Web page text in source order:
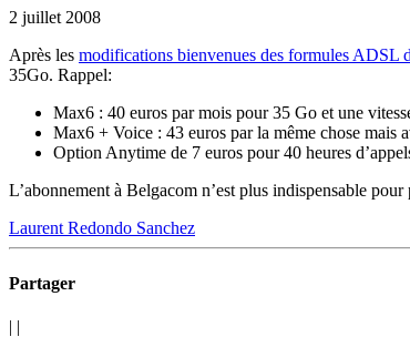
2 juillet 2008
Après les modifications bienvenues des formules ADSL
35Go. Rappel:
Max6 : 40 euros par mois pour 35 Go et une
Max6 + Voice : 43 euros par la même chose mais
Option Anytime de 7 euros pour 40 heures
L’abonnement à Belgacom n’est plus indispensable
Laurent Redondo Sanchez
Partager
| |